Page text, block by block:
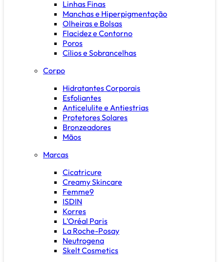
Linhas Finas
Manchas e Hiperpigmentação
Olheiras e Bolsas
Flacidez e Contorno
Poros
Cílios e Sobrancelhas
Corpo
Hidratantes Corporais
Esfoliantes
Anticelulite e Antiestrias
Protetores Solares
Bronzeadores
Mãos
Marcas
Cicatricure
Creamy Skincare
Femme9
ISDIN
Korres
L'Oréal Paris
La Roche-Posay
Neutrogena
Skelt Cosmetics